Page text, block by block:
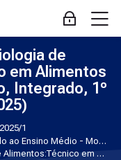
Acessar
de
em Alimentos
Integrado, 1º
2025/1
[MO.TEC] Técnico em Alimentos Integrado ao Ensino Médio - Morrinhos
SUAP020660 - [MO.AL1] Microbiologia de Alimentos:Técnico em Alimentos Integrado ao Ensino Médio, Integrado, 1º Período, Turno Integral (2025)